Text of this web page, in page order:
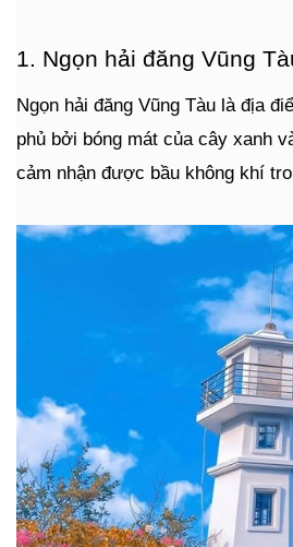
1. Ngọn hải đăng Vũng
Ngọn hải đăng Vũng Tàu là địa
phủ bởi bóng mát của cây xanh
cảm nhận được bầu không khí